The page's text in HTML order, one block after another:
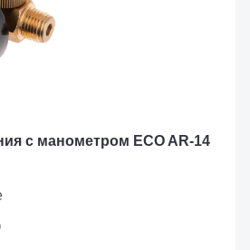
с манометром ECO AR-14